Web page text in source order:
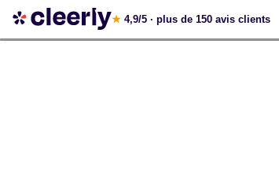
Votre simulation gratuite et personnalisée
★ 4,9/5 · plus de 150 avis clients